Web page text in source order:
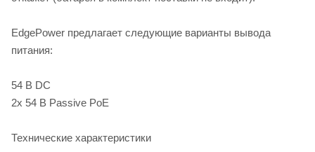
EdgePower предлагает следующие варианты вывода
питания:
54 В DC
2х 54 В Passive PoE
Технические характеристики